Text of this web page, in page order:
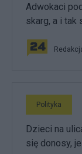
Adwokaci
skarg, a i tak
Polityka
Dzieci na
się donosy,